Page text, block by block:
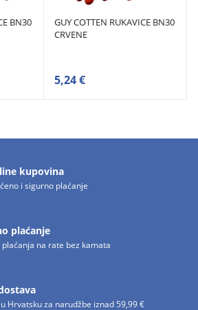
BN30
GUY COTTEN RUKAVICE BN30
CRVENE
5,24 €
kupovina
i sigurno plaćanje
plaćanje
plaćanja na rate bez kamata
Hrvatsku za narudžbe iznad 59,99 €